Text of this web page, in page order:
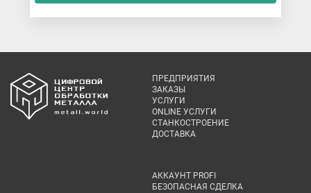
ПРЕДПРИЯТИЯ
ЗАКАЗЫ
УСЛУГИ
ONLINE УСЛУГИ
СТАНКОСТРОЕНИЕ
ДОСТАВКА
АККАУНТ PROFI
БЕЗОПАСНАЯ СДЕЛКА